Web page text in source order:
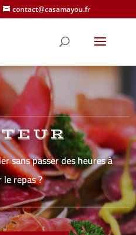
contact@casamayou.fr
sans passer des heures à
repas ?